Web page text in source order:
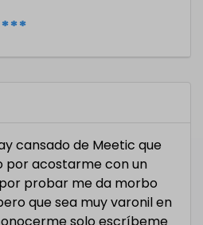
cansado de Meetic que
por acostarme con un
probar me da morbo
que sea muy varonil en